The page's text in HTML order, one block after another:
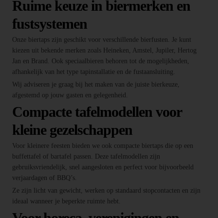
Ruime keuze in biermerken en
fustsystemen
Onze biertaps zijn geschikt voor verschillende bierfusten. Je kunt
kiezen uit bekende merken zoals Heineken, Amstel, Jupiler, Hertog
Jan en Brand. Ook speciaalbieren behoren tot de mogelijkheden,
afhankelijk van het type tapinstallatie en de fustaansluiting.
Wij adviseren je graag bij het maken van de juiste bierkeuze,
afgestemd op jouw gasten en gelegenheid.
Compacte tafelmodellen voor
kleine gezelschappen
Voor kleinere feesten bieden we ook compacte biertaps die op een
buffettafel of bartafel passen. Deze tafelmodellen zijn
gebruiksvriendelijk, snel aangesloten en perfect voor bijvoorbeeld
verjaardagen of BBQ’s.
Ze zijn licht van gewicht, werken op standaard stopcontacten en zijn
ideaal wanneer je beperkte ruimte hebt.